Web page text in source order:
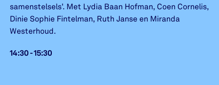
samenstelsels'. Met Lydia Baan Hofman, Coen Cornelis,
Dinie Sophie Fintelman, Ruth Janse en Miranda
Westerhoud.
14:30 - 15:30